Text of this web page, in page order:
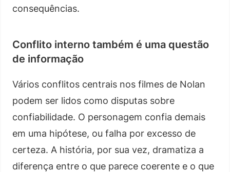
consequências.
Conflito interno também é uma questão
de informação
Vários conflitos centrais nos filmes de Nolan
podem ser lidos como disputas sobre
confiabilidade. O personagem confia demais
em uma hipótese, ou falha por excesso de
certeza. A história, por sua vez, dramatiza a
diferença entre o que parece coerente e o que